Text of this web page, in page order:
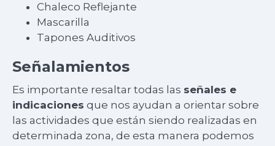
Chaleco Reflejante
Mascarilla
Tapones Auditivos
Señalamientos
Es importante resaltar todas las señales e
indicaciones que nos ayudan a orientar sobre
las actividades que están siendo realizadas en
determinada zona, de esta manera podemos